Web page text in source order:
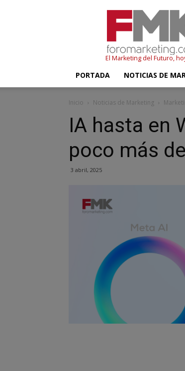
El Marketing del Futuro,
PORTADA NOTICIAS DE
Inicio Noticias de Marketing
IA hasta en
poco más
3 abril, 2025